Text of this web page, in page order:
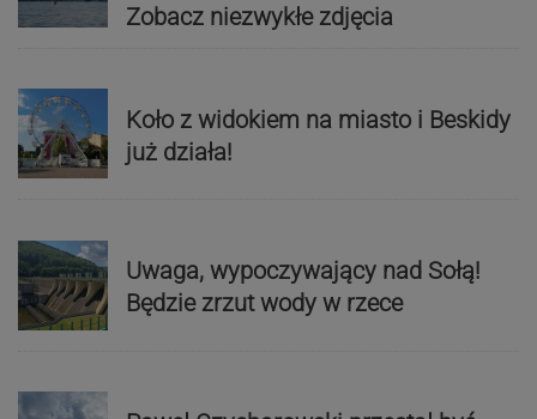
Zobacz niezwykłe zdjęcia
Koło z widokiem na miasto i Beskidy
już działa!
Uwaga, wypoczywający nad Sołą!
Będzie zrzut wody w rzece